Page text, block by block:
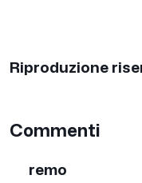
Riproduzione
Commenti
remo